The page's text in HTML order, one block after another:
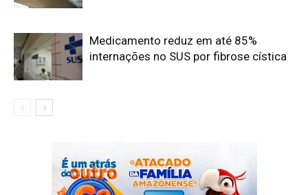
Medicamento reduz em até 85%
internações no SUS por fibrose cística